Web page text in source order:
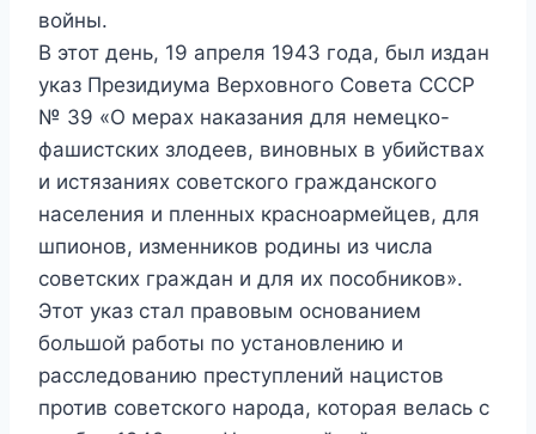
войны.
В этот день, 19 апреля 1943 года, был издан
указ Президиума Верховного Совета СССР
№ 39 «О мерах наказания для немецко-
фашистских злодеев, виновных в убийствах
и истязаниях советского гражданского
населения и пленных красноармейцев, для
шпионов, изменников родины из числа
советских граждан и для их пособников».
Этот указ стал правовым основанием
большой работы по установлению и
расследованию преступлений нацистов
против советского народа, которая велась с